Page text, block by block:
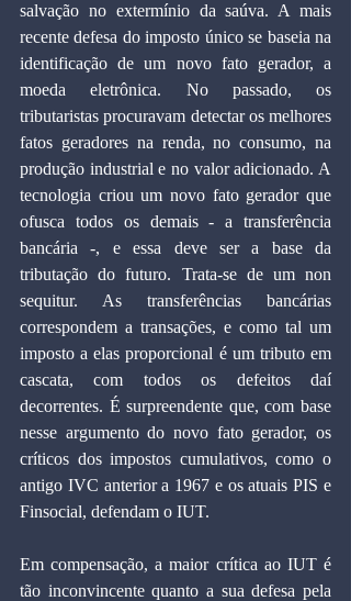
salvação no extermínio da saúva. A mais
recente defesa do imposto único se baseia na
identificação de um novo fato gerador, a
moeda eletrônica. No passado, os
tributaristas procuravam detectar os melhores
fatos geradores na renda, no consumo, na
produção industrial e no valor adicionado. A
tecnologia criou um novo fato gerador que
ofusca todos os demais - a transferência
bancária -, e essa deve ser a base da
tributação do futuro. Trata-se de um non
sequitur. As transferências bancárias
correspondem a transações, e como tal um
imposto a elas proporcional é um tributo em
cascata, com todos os defeitos daí
decorrentes. É surpreendente que, com base
nesse argumento do novo fato gerador, os
críticos dos impostos cumulativos, como o
antigo IVC anterior a 1967 e os atuais PIS e
Finsocial, defendam o IUT.
Em compensação, a maior crítica ao IUT é
tão inconvincente quanto a sua defesa pela